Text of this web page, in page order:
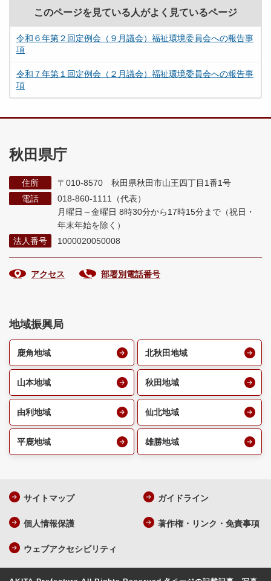
このページを見ている人がよく見ているページ
令和６年第２回定例会（９月議会）福祉環境委員会への報告事
項
令和７年第１回定例会（２月議会）福祉環境委員会への報告事
項
秋田県庁
住所
〒010-8570 秋田県秋田市山王四丁目1番1号
電話
018-860-1111（代表）
月曜日～金曜日 8時30分から17時15分まで （祝日・
年末年始を除く）
法人番号
1000020050008
アクセス 部署別電話番号
地域振興局
鹿角地域 北秋田地域
山本地域 秋田地域
由利地域 仙北地域
平鹿地域 雄勝地域
サイトマップ ガイドライン
個人情報保護 著作権・リンク・免責事項
ウェブアクセシビリティ